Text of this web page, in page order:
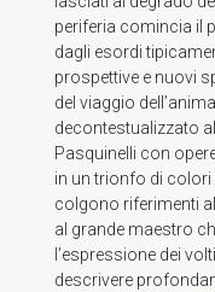
periferia comincia il
dagli esordi
prospettive e nuovi
del viaggio
decontestualizzato
Pasquinelli con
in un trionfo di colori
colgono riferimenti
al grande maestro
l’espressione dei
descrivere